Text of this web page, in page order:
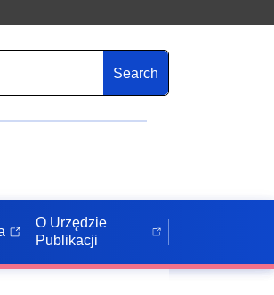
Search
O Urzędzie
Publikacji